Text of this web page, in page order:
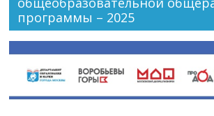
программы – 2025